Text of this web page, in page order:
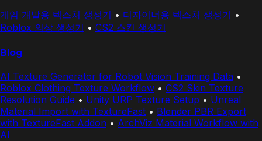
게임 개발용 텍스처 생성기 • 디자이너용 텍스처 생성기 •
Roblox 의상 생성기 • CS2 스킨 생성기
Blog
AI Texture Generator for Robot Vision Training Data •
Roblox Clothing Texture Workflow • CS2 Skin Texture
Resolution Guide • Unity URP Texture Setup • Unreal
Material Import with TextureFast • Blender PBR Export
with TextureFast Addon • ArchViz Material Workflow with
AI